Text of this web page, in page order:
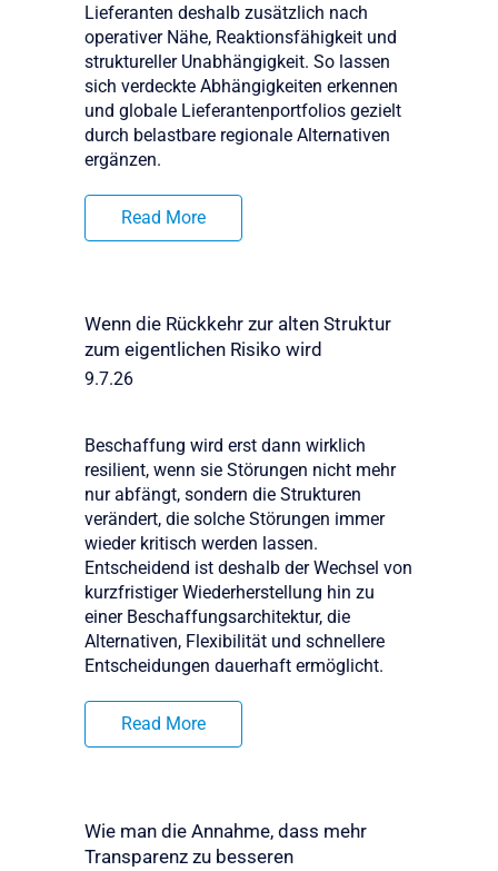
Lieferanten deshalb zusätzlich nach
operativer Nähe, Reaktionsfähigkeit und
struktureller Unabhängigkeit. So lassen
sich verdeckte Abhängigkeiten erkennen
und globale Lieferantenportfolios gezielt
durch belastbare regionale Alternativen
ergänzen.
Read More
Wenn die Rückkehr zur alten Struktur
zum eigentlichen Risiko wird
9.7.26
Beschaffung wird erst dann wirklich
resilient, wenn sie Störungen nicht mehr
nur abfängt, sondern die Strukturen
verändert, die solche Störungen immer
wieder kritisch werden lassen.
Entscheidend ist deshalb der Wechsel von
kurzfristiger Wiederherstellung hin zu
einer Beschaffungsarchitektur, die
Alternativen, Flexibilität und schnellere
Entscheidungen dauerhaft ermöglicht.
Read More
Wie man die Annahme, dass mehr
Transparenz zu besseren